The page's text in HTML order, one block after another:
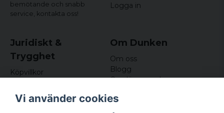
bemötande och snabb
service, kontakta oss!
Logga in
Juridiskt &
Trygghet
Köpvillkor
Om cookies
Om Dunken
Om oss
Blogg
Omdömen och
Nyhetsbrev
Kundklubb
Vi använder cookies